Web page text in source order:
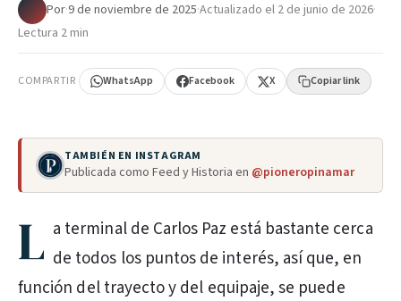
Por·9 de noviembre de 2025·Actualizado el 2 de junio de 2026·
Lectura 2 min
COMPARTIR WhatsApp Facebook X Copiar link
TAMBIÉN EN INSTAGRAM
Publicada como Feed y Historia en @pioneropinamar
L a terminal de Carlos Paz está bastante cerca
de todos los puntos de interés, así que, en
función del trayecto y del equipaje, se puede